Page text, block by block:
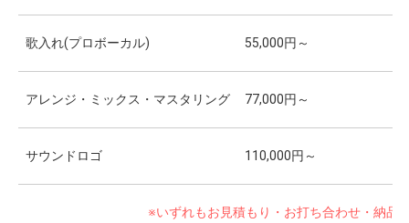
歌入れ(プロボーカル) 55,000円～
アレンジ・ミックス・マスタリング 77,000円～
サウンドロゴ 110,000円～
※いずれもお見積もり・お打ち合わせ・納品